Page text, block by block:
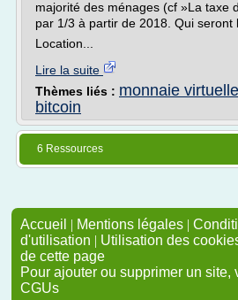
majorité des ménages (cf »La taxe
par 1/3 à partir de 2018. Qui seront
Location...
Lire la suite
Thèmes liés : monnaie
bitcoin
6 Ressources
Accueil | Mentions légales |
d'utilisation | Utilisation des
de cette page
Pour ajouter ou supprimer un site,
CGUs